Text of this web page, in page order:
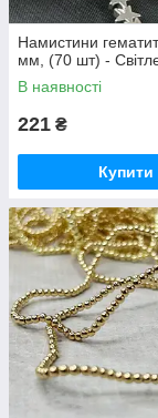
Намистини гематит
мм, (70 шт) -
В наявності
221 ₴
Купити